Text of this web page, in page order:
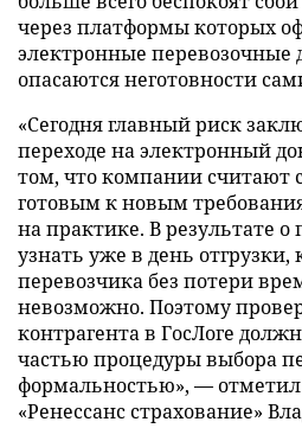
через платформы которых
электронные перевозочные
опасаются неготовности
«Сегодня главный риск
переходе на электронный
том, что компании считают
готовым к новым
на практике. В результате
узнать уже в день отгрузки,
перевозчика без потери
невозможно. Поэтому
контрагента в ГосЛоге
частью процедуры выбора
формальностью», —
«Ренессанс страхование»